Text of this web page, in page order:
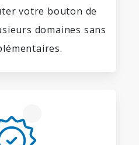
votre bouton de
domaines sans